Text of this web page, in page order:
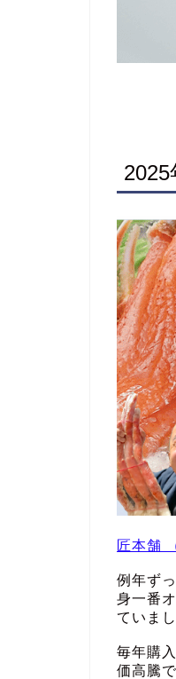
匠本舗
例年ず
身一番
ていま
毎年購
価高騰